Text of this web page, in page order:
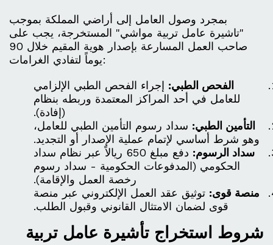
بمجرد وصول العامل إلى أراضي المملكة بموجب
"تاشيرة عامل تربية مواشي" المستخرجة، يجب على
صاحب العمل المسارعة بإصدار هوية المقيم خلال 90
يوماً لتفادي الغرامات:
الفحص الطبي: إجراء الفحص الطبي الإلزامي
للعامل في أحد المراكز المعتمدة وربطه بنظام
(إفادة).
التأمين الطبي: سداد رسوم التأمين الطبي للعامل،
وهو شرط أساسي لإتمام عملية الإصدار أو التجديد.
سداد الرسوم:
دفع مبلغ 650 ريالاً عبر نظام سداد
الحكومي (المدفوعات الحكومية - سداد رسوم
رخصة العمل والإقامة).
منصة قوى: توثيق عقد العمل الإلكتروني عبر منصة
قوى لضمان الامتثال القانوني وقبول الطلب.
شروط استخراج تأشيرة عامل تربية